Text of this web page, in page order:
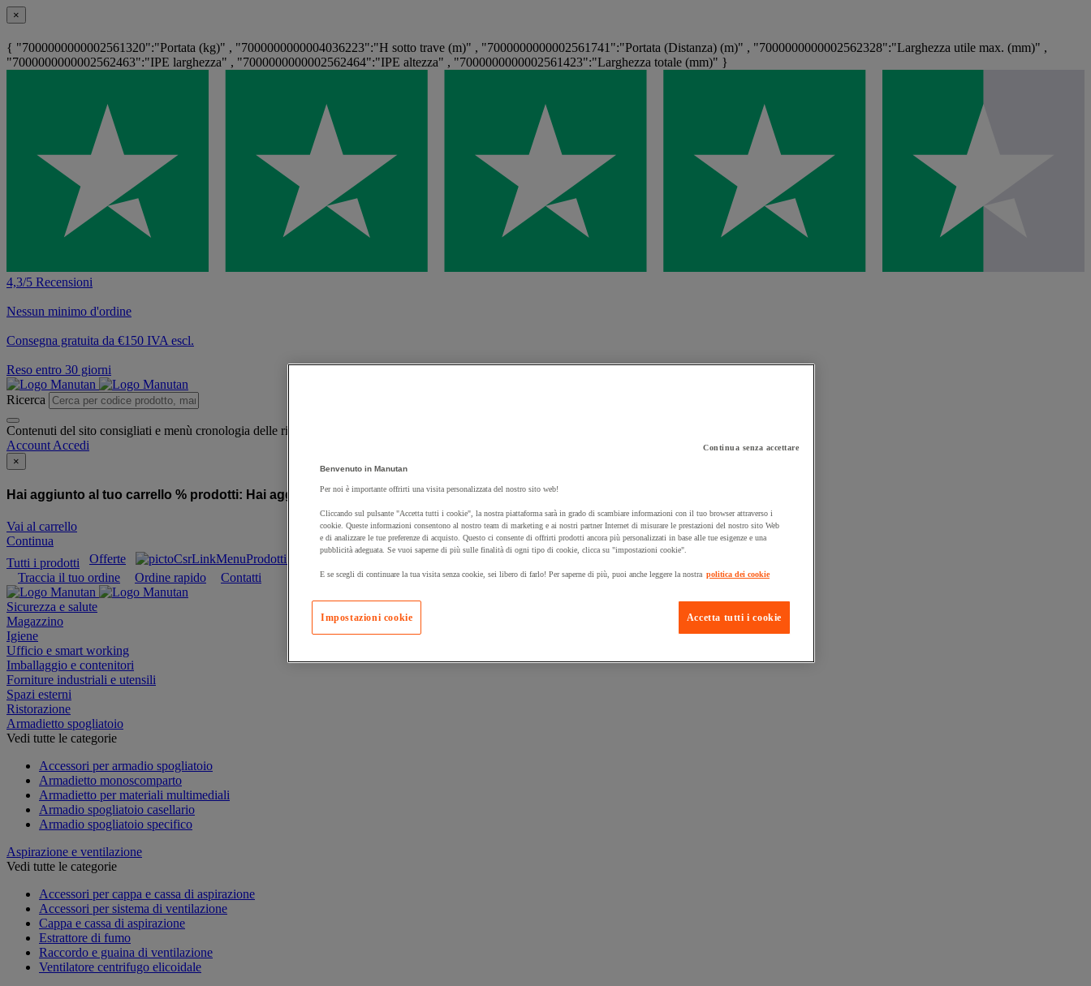
×
{ "7000000000002561320":"Portata (kg)" , "7000000000004036223":"H sotto trave (m)" , "7000000000002561741":"Portata (Distanza) (m)" , "7000000000002562328":"Larghezza utile max. (mm)" ,
"7000000000002562463":"IPE larghezza" , "7000000000002562464":"IPE altezza" , "7000000000002561423":"Larghezza totale (mm)" }
4,3/5 Recensioni
Nessun minimo d'ordine
Consegna gratuita da €150 IVA escl.
Reso entro 30 giorni
Ricerca
Contenuti del sito consigliati e menù cronologia delle ricerche
Account Accedi
×
Hai aggiunto al tuo carrello % prodotti: Hai aggiunto al tuo carrello un prodotto:
Vai al carrello
Continua
Tutti i prodotti
Offerte Prodotti sostenibili Manutan Expert
Prodotti in pronta consegna
Traccia il tuo ordine
Ordine rapido Contatti
Sicurezza e salute
Magazzino
Igiene
Ufficio e smart working
Imballaggio e contenitori
Forniture industriali e utensili
Spazi esterni
Ristorazione
Armadietto spogliatoio
Vedi tutte le categorie
Accessori per armadio spogliatoio
Armadietto monoscomparto
Armadietto per materiali multimediali
Armadio spogliatoio casellario
Armadio spogliatoio specifico
Aspirazione e ventilazione
Vedi tutte le categorie
Accessori per cappa e cassa di aspirazione
Accessori per sistema di ventilazione
Cappa e cassa di aspirazione
Estrattore di fumo
Raccordo e guaina di ventilazione
Ventilatore centrifugo elicoidale
Continua senza accettare
Benvenuto in Manutan
Per noi è importante offrirti una visita personalizzata del nostro sito web!
Cliccando sul pulsante "Accetta tutti i cookie", la nostra piattaforma sarà in grado di scambiare informazioni con il tuo browser attraverso i
cookie. Queste informazioni consentono al nostro team di marketing e ai nostri partner Internet di misurare le prestazioni del nostro sito Web
e di analizzare le tue preferenze di acquisto. Questo ci consente di offrirti prodotti ancora più personalizzati in base alle tue esigenze e una
pubblicità adeguata. Se vuoi saperne di più sulle finalità di ogni tipo di cookie, clicca su "impostazioni cookie".
E se scegli di continuare la tua visita senza cookie, sei libero di farlo! Per saperne di più, puoi anche leggere la nostra politica dei cookie
Accetta tutti i cookie
Impostazioni cookie